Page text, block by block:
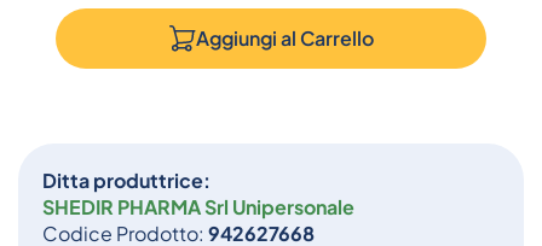
Ditta produttrice:
SHEDIR PHARMA Srl Unipersonale
Codice Prodotto: 942627668
Aggiungi al Carrello